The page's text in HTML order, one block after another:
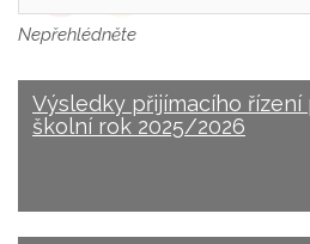
Nepřehlédněte
Výsledky přijímacího řízení
školní rok 2025/2026